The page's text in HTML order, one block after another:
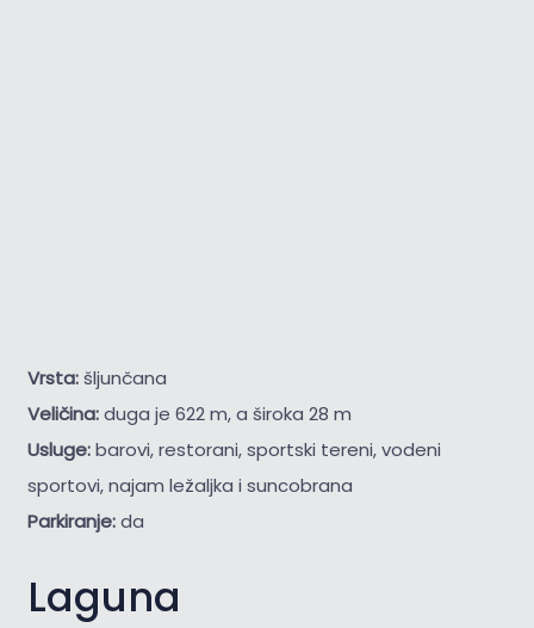
Vrsta:šljunčana
Veličina:duga je 622 m, a široka 28 m
Usluge:barovi, restorani, sportski tereni, vodeni
sportovi, najam ležaljka i suncobrana
Parkiranje:da
Laguna